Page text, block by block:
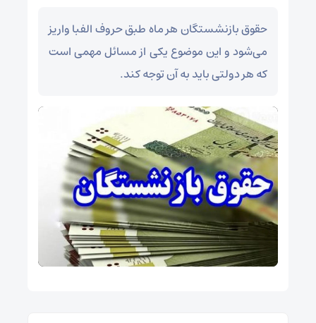
حقوق بازنشستگان هر ماه طبق حروف الفبا واریز
می‌شود و این موضوع یکی از مسائل مهمی است
که هر دولتی باید به آن توجه کند.